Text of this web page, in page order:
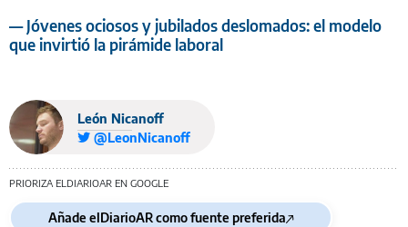
— Jóvenes ociosos y jubilados deslomados: el modelo
que invirtió la pirámide laboral
León Nicanoff
@LeonNicanoff
PRIORIZA ELDIARIOAR EN GOOGLE
Añade elDiarioAR como fuente preferida